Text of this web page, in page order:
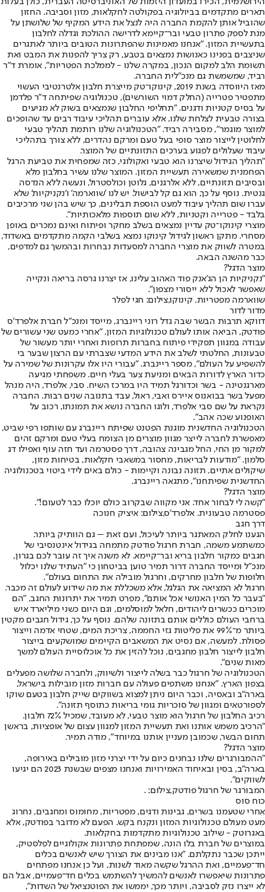
תארים מתקדמים בביולוגיה בפקולטה לחקלאות, מזון וסביבה. החזון
שהוביל אותן להקמת החברה היה לנצל את הידע המקיף של שלושתן על
מנת לספק פתרון טבעי ובר־קיימא לדרישה ההולכת וגדלה לחלבון
בתעשיית המזון. "אנחנו מאמינות שהפתרונות הטובים ביותר לאתגרים
שניצבים בפנינו כאנושות נמצאים בטבע, רק צריך להפנות את המבט ואת
תשומת הלב למקום הנכון, במקרה שלנו - לממלכת הפטריות", אומרת ד"ר
רביד, שמשמשת גם מנכ"לית החברה.
מאז היווסדה בשנת 2019, קינוקו־טק מייצרת חלבון אלטרנטיבי העשוי
מתפטיר פטרייה (החלק דמוי השורשים), טכנולוגיה שפיתחה ד"ר פלדמן
על בסיס קטניות ודגנים. "תחליפי החלבון שנמצאים בשוק לא מגיעים
בצורה טבעית לצלחת שלנו, אלא עוברים תהליכי עיבוד רבים עד שהופכים
למוצר מוגמר", מסבירה רביד. "הטכנולוגיה שלנו רותמת תהליך טבעי
לחלוטין לייצור מוצר סופי בעל טעם ומרקם נהדרים, ללא צורך בתהליכי
עיבוד שעלולים לפגוע בערכים התזונתיים של המוצר.
"תהליך הגידול שיצרנו הוא טבעי ואקולוגי, כזה שמפחית את טביעת הרגל
הפחמנית שמשאירה תעשיית המזון. המוצר שלנו עשיר בחלבון מלא
ובסיבים תזונתיים, ללא אלרגנים, גלוטן וכולסטרול, ונעשה ללא הנדסה
גנטית. נוסף על כך, הוא גם קל לבישול. יש לנו 'שווארמה' ו'נקניקיות' שלא
עברו שום תהליך עיבוד למעט הוספת תבלינים, כך שיש בהן שני מרכיבים
בלבד - פטרייה וקטניות, ללא שום תוספות מלאכותיות".
מוצרי קינוקו־טק עדיין נמצאים בשלב מחקר ופיתוח ואינם נמכרים באופן
מסחרי. מתקן ראשון לגידול קינוקו נמצא בשלבי הקמה מתקדמים באשדוד,
במטרה לשווק את מוצרי החברה למסעדות נבחרות ובהמשך גם למדפים,
כבר מהשנה הבאה.
מוצר הדגל?
"נקניקיות הן הג'אנק פוד האהוב עלינו, אז יצרנו גרסה בריאה ונקייה
שאפשר לאכול ללא ייסורי מצפון".
שווארמה מפטריות. קינוקו,צילום: חגי לפלר
מדור לדור
דווקא תרבות הבשר שבה גדל רוני ריינברג, מייסד ומנכ"ל חברת אלפרד'ס
פודטק, הביאה אותו לעולם טכנולוגיות המזון. "אחרי כמעט שני עשורים של
עבודה במגוון תפקידי פיתוח בחברות תרופות ואחרי יותר מעשור של
טבעונות, החלטתי לשלב את הידע המדעי שצברתי עם הרצון שבער בי
להשפיע על העולם", מספר ריינברג. "עבורי היו אלו עקרונות של שמירה על
כדור הארץ לדורות הבאים ומניעת צער בעלי חיים. משפחתי מגיעה
מארגנטינה - בשר וכדורגל תמיד היו במרכז השיח. סבי, אלפרד, היה מנהל
מפעל בשר בבואנוס איירס ואבי, ראול, עבד בתנובה שנים רבות. החברה
נקראת על שם סבי אלפרד, ולוגו החברה נושא את תמונתו, רכוב על
האופנוע שכה אהב".
הטכנולוגיה החדשנית מוגנת הפטנט שפיתח ריינברג עם שותפו רפי שביט,
מאפשרת לחברה לייצר מגוון מוצרים מן הצומח בעלי טעם ומרקם זהים
למקור מן החי, החל מגבינה צהובה, דרך פסטרמה ועד חזה עוף ואפילו דג
סלמון. "מודעות לבריאות, מחסור במשאבי חקלאות, בטיחות מזון,
שיקולים אתיים, תזונה נבונה וקיימות - כולם באים לידי ביטוי בטכנולוגיה
החדשנית שפיתחנו", מתגאה ריינברג.
מוצר הדגל?
"קשה לי לבחור אחד. אני מקווה שבקרוב כולם יוכלו כבר לטעום!".
פסטרמה טבעונית. אלפרד'ס,צילום: איציק חנוכה
דרך חגב
הגענו לחלק המאתגר ביותר לעיכול, ועם זאת – גם הוותיק ביותר.
כמשתמע משמה, חברת חרגול פודטק מתמחה בגידול אינטנסיבי של
חגבים כמקור חלבון בריא ובר־קיימא. לא משנה איך זה עובר לכם בגרון,
מנכ"ל ומייסד החברה דרור תמיר טוען בביטחון כי "העתיד שלנו יכלול
חלופות של חלבון מחרקים, וחרגול מובילה את התחום בעולם".
חרגול לא המציאה את הגלגל, אלא משכללת את מה שידוע לעולם זה מכבר.
"בעבר כל המין האנושי אכל אותם", מפרט תמיר את יתרונות החגב, "הם
מוכרים ככשרים ליהודים, חלאל למוסלמים, וגם היום כשני מיליארד איש
ברחבי העולם כוללים אותם בתזונה שלהם. נוסף על כך, גידול חגבים מקטין
ביותר מ־99% את פליטות גזי החממה, צריכת המים, שטחי אדמה וייצור
פסולת. למעשה, אם נסיט את המשאבים הקיימים שמושקעים בייצור
חלבון לייצור חלבון מחגבים, נוכל להזין את כל אוכלוסיית העולם למשך
מאות שנים".
הטכנולוגיה של חרגול כבר בשלה לייצור ולשיווק, ולחברה שלושה מפעלים
בצפון הארץ. "אנחנו משתפים פעולה עם חברות מזון מובילות בישראל,
בארה"ב ובאסיה, וכבר היום ניתן למצוא בשווקים שייק חלבון בטעם שוקו
לספורטאים ומגוון של סוכריות גומי בריאות כתוסף תזונה".
רכיב החלבון של חרגול הוא מוצר טבעי, לא מעובד, שמכיל 72% חלבון.
"הרכיב משמש אותנו ואת תעשיית המזון למגוון עצום של אופציות, בראשן
תחום הבשר, שכמובן מעניין אותנו במיוחד", מודה תמיר.
מוצר הדגל?
"ההמבורגרים שלנו נבחנים כיום על ידי יצרני מזון מובילים באירופה,
בארה"ב, בסין ובאיחוד האמירויות ואנחנו מצפים שבשנת 2023 הם יגיעו
לשווקים".
המבורגר של חרגול פודטק,צילום: .
כוח סוס
אחרי שטעמנו בשרים, גבינות ודגים, מפטריות, מחומוס ומחגבים, נחרוג
מעט מעולם טכנולוגיות המזון ונקנח בקש. הפעם לא מדובר בפודטק, אלא
באגרוטק - שילוב טכנולוגיות מתקדמות בחקלאות.
במוצרים של חברת בלו הונה, שמפתחת פתרונות אקולוגיים לפלסטיק,
ייתכן שכבר נתקלתם. "אנו מבינים את הצורך שיש לאנשים בכלים
חד־פעמיים, ואת ההרגל שקשה מאוד לשנות, ועל כן אנחנו מפתחים
פתרונות שיאפשרו לאנשים להמשיך להשתמש בכלים חד־פעמיים, אבל הם
לא ייצרו נזק לסביבה, ויותר מכך, יממשו את הפוטנציאל של השדות",